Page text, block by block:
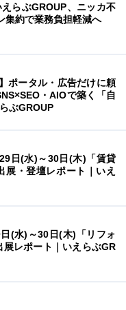
らぶGROUP、ニッカ不
集約で業務負担軽減へ
ポータル・広告だけに頼
・AIOで築く「自
ぶGROUP
日(水)～30日(木)「賃貸
展・登壇レポート｜いえ
(水)～30日(木)「リフォ
レポート｜いえらぶGR